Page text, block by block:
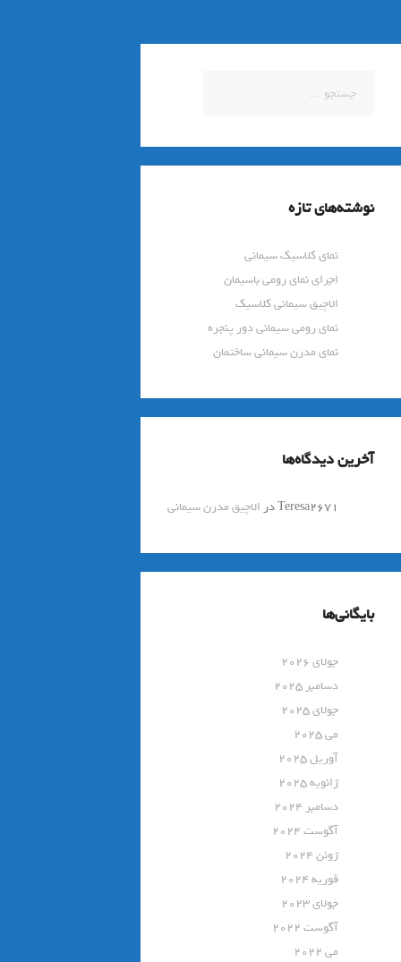
برای:
نوشته‌های تازه
نمای کلاسیک سیمانی
اجرای نمای رومی باسیمان
الاچیق سیمانی کلاسیک
نمای رومی سیمانی دور پنجره
نمای مدرن سیمانی ساختمان
آخرین دیدگاه‌ها
Teresa2671در الاچیق مدرن سیمانی
بایگانی‌ها
جولای 2026
دسامبر 2025
جولای 2025
می 2025
آوریل 2025
ژانویه 2025
دسامبر 2024
آگوست 2024
ژوئن 2024
فوریه 2024
جولای 2023
آگوست 2022
می 2022